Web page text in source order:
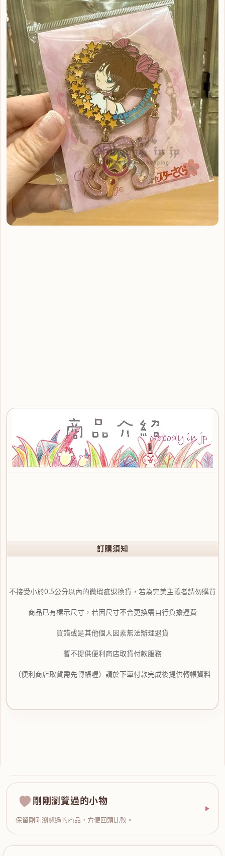
訂購須知
不接受小於0.5公分以內的微瑕疵退換貨，若為完美主義者請勿購買
商品已有標示尺寸，若因尺寸不合更換需自行負擔運費
買錯或是其他個人因素無法辦理退貨
暫不提供便利商店取貨付款服務
（便利商店取貨需先轉帳喔）請於下單付款完成後提供轉帳資料
剛剛瀏覽過的小物
保留剛剛瀏覽過的商品，方便回頭比較。